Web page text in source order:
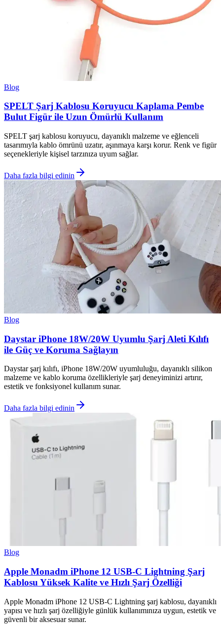
Blog
SPELT Şarj Kablosu Koruyucu Kaplama Pembe
Bulut Figür ile Uzun Ömürlü Kullanım
SPELT şarj kablosu koruyucu, dayanıklı malzeme ve eğlenceli
tasarımıyla kablo ömrünü uzatır, aşınmaya karşı korur. Renk ve figür
seçenekleriyle kişisel tarzınıza uyum sağlar.
Daha fazla bilgi edinin
Blog
Daystar iPhone 18W/20W Uyumlu Şarj Aleti Kılıfı
ile Güç ve Koruma Sağlayın
Daystar şarj kılıfı, iPhone 18W/20W uyumluluğu, dayanıklı silikon
malzeme ve kablo koruma özellikleriyle şarj deneyiminizi artırır,
estetik ve fonksiyonel kullanım sunar.
Daha fazla bilgi edinin
Blog
Apple Monadm iPhone 12 USB-C Lightning Şarj
Kablosu Yüksek Kalite ve Hızlı Şarj Özelliği
Apple Monadm iPhone 12 USB-C Lightning şarj kablosu, dayanıklı
yapısı ve hızlı şarj özelliğiyle günlük kullanımınıza uygun, estetik ve
güvenli bir aksesuar sunar.